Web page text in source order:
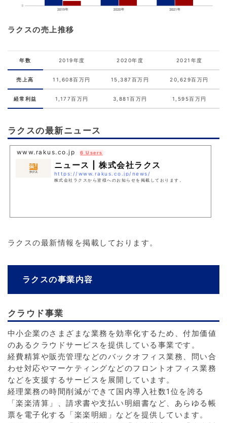
ラクスの売上推移
年数 2019年度 2020年度 2021年度
売上高 11,608百万円 15,387百万円 20,629百万円
経常利益 1,177百万円 3,881百万円 1,595百万円
ラクスの最新ニュース
www.rakus.co.jp 6 Users
ニュース | 株式会社ラクス
https://www.rakus.co.jp/news/
株式会社ラクスから皆様へのお知らせを掲載しております。
ラクスの最新情報を掲載しております。
ラクスの事業内容
クラウド事業
中小企業のさまざまな業務を効率化するため、付加価値
のあるクラウドサービスを提供している事業です。
経費精算や販売管理などのバックオフィス業務、問い合
わせ対応やマーケティングなどのフロントオフィス業務
などを支援するサービスを展開しています。
経理業務の時間削減ができて国内導入社数1位を誇る
「楽楽清算」、請求書や支払い明細書など、あらゆる帳
票を電子化する「楽楽明細」などを提供しています。